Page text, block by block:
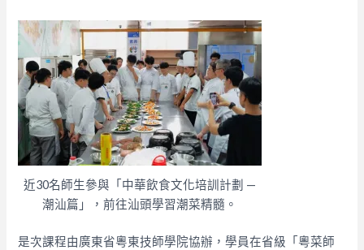
近30名師生參與「中華飲食文化培訓計劃 —
潮汕篇」，前往汕頭學習潮菜精髓。
是次課程由廣東省粵東技師學院協辦，學員在省級「粵菜師